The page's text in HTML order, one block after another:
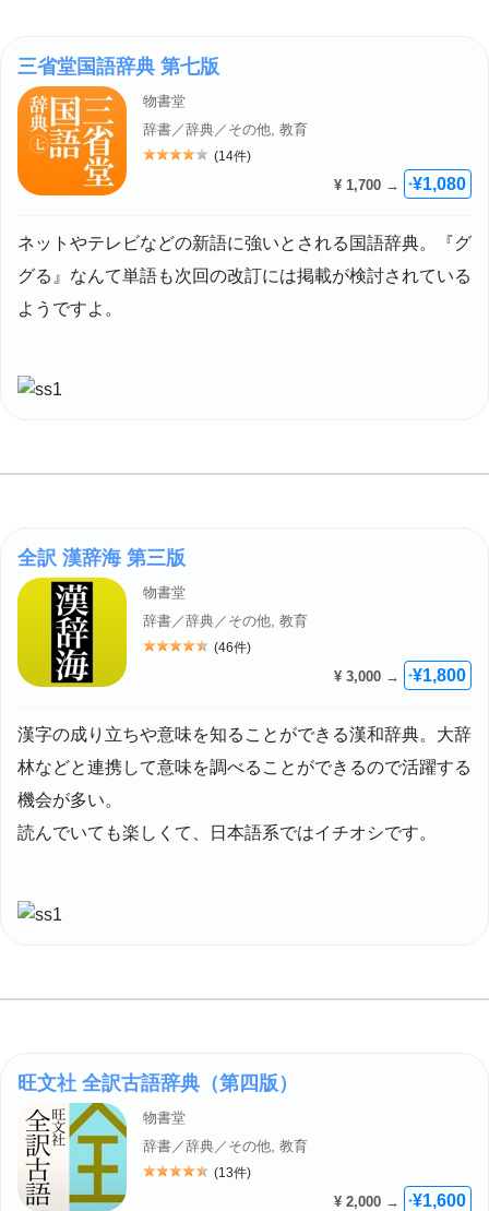
三省堂国語辞典 第七版
物書堂
辞書／辞典／その他, 教育
評価: 4
(14件)
¥ 1,700 → +¥1,080
ネットやテレビなどの新語に強いとされる国語辞典。『グ
グる』なんて単語も次回の改訂には掲載が検討されている
ようですよ。
全訳 漢辞海 第三版
物書堂
辞書／辞典／その他, 教育
評価: 4.5
(46件)
¥ 3,000 → +¥1,800
漢字の成り立ちや意味を知ることができる漢和辞典。大辞
林などと連携して意味を調べることができるので活躍する
機会が多い。
読んでいても楽しくて、日本語系ではイチオシです。
旺文社 全訳古語辞典（第四版）
物書堂
辞書／辞典／その他, 教育
評価: 4.5
(13件)
¥ 2,000 → +¥1,600